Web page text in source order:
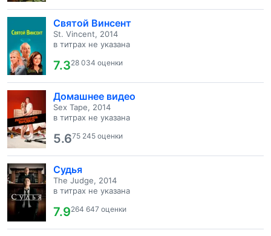
Святой Винсент
St. Vincent, 2014
в титрах не указана
7.328 034 оценки
Домашнее видео
Sex Tape, 2014
в титрах не указана
5.675 245 оценки
Судья
The Judge, 2014
в титрах не указана
7.9264 647 оценки